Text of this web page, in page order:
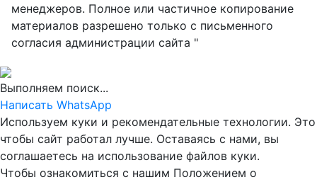
менеджеров. Полное или частичное копирование
материалов разрешено только с письменного
согласия администрации сайта "
Выполняем поиск...
Написать WhatsApp
Используем куки и рекомендательные технологии. Это
чтобы сайт работал лучше. Оставаясь с нами, вы
соглашаетесь на использование файлов куки.
Чтобы ознакомиться с нашим Положением о